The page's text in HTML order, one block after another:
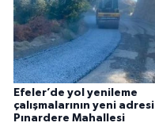
Efeler’de yol yenileme
çalışmalarının yeni adresi
Pınardere Mahallesi